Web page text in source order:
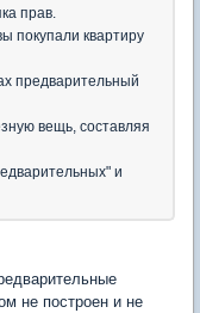
прав.
покупали квартиру
предварительный
вещь, составляя
и
не построен и не